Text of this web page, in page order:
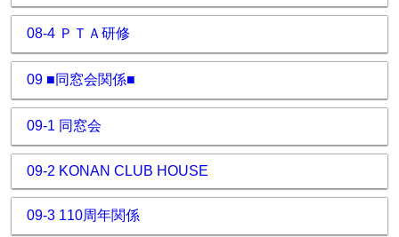
08-4 ＰＴＡ研修
09 ■同窓会関係■
09-1 同窓会
09-2 KONAN CLUB HOUSE
09-3 110周年関係